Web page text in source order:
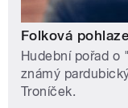
Folková
Hudební pořad o
známý
Troníček.